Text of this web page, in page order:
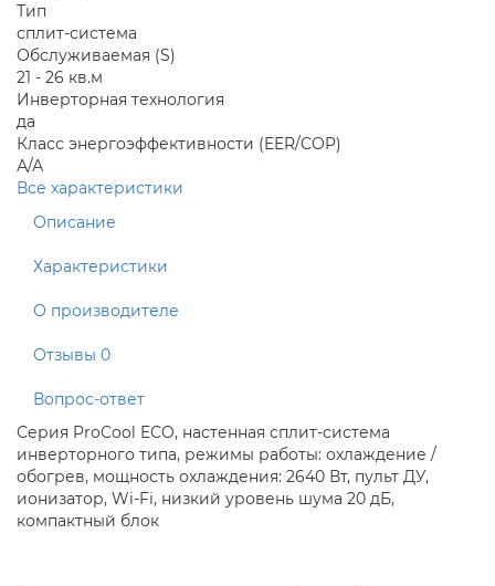
Тип
сплит-система
Обслуживаемая (S)
21 - 26 кв.м
Инверторная технология
да
Класс энергоэффективности (EER/COP)
А/А
Все характеристики
Описание
Характеристики
О производителе
Отзывы 0
Вопрос-ответ
Серия ProCool ECO, настенная сплит-система
инверторного типа, режимы работы: охлаждение /
обогрев, мощность охлаждения: 2640 Вт, пульт ДУ,
ионизатор, Wi-Fi, низкий уровень шума 20 дБ,
компактный блок